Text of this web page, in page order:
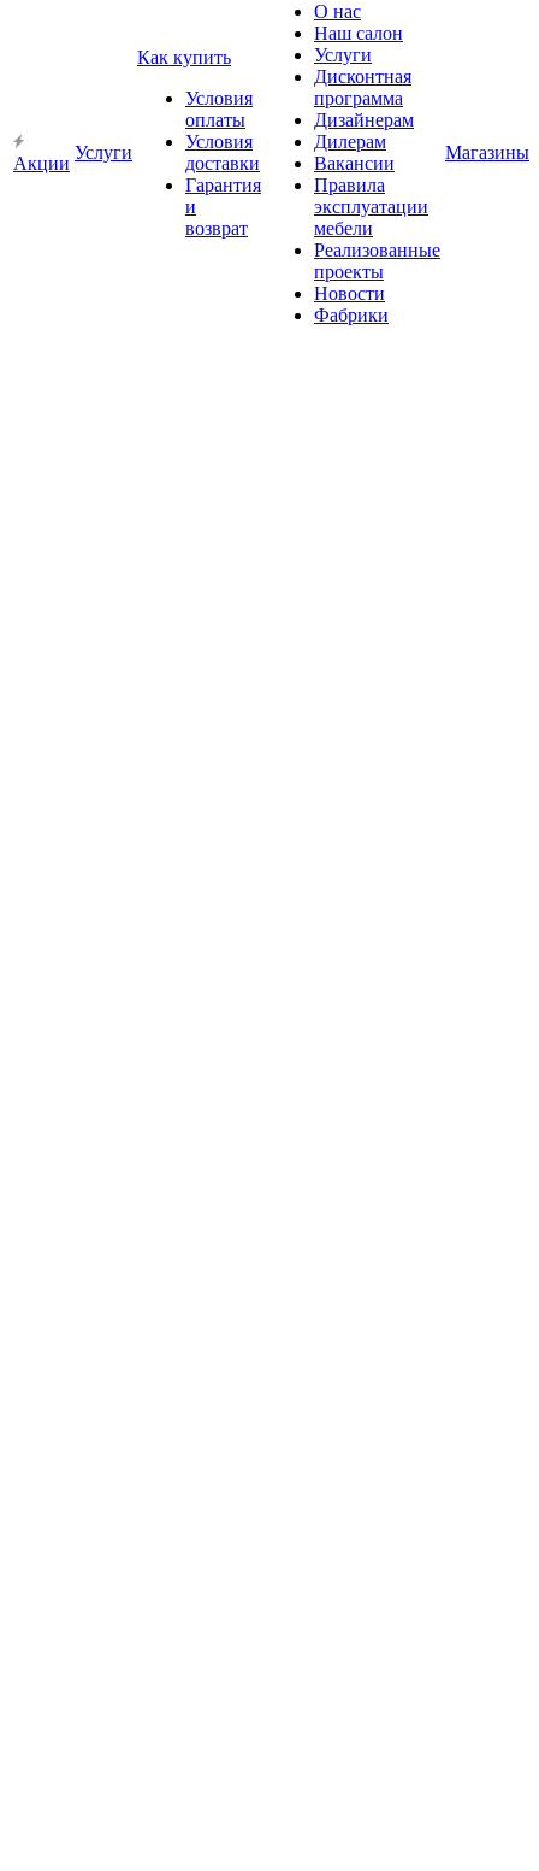
Акции
Услуги
Как купить
Условия
оплаты
Условия
доставки
Гарантия
и
возврат
О нас
Наш салон
Услуги
Дисконтная
программа
Дизайнерам
Дилерам
Вакансии
Правила
эксплуатации
мебели
Реализованные
проекты
Новости
Фабрики
Магазины